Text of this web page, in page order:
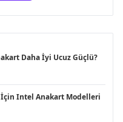
Daha İyi Ucuz Güçlü?
İçin Intel Anakart Modelleri